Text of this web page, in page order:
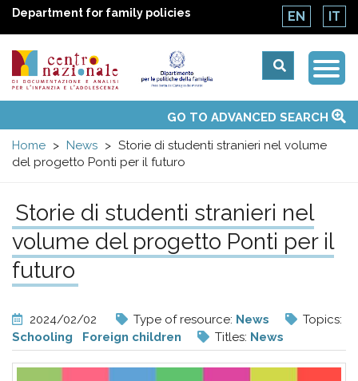
Department for family policies EN IT
Centro
nazionale
di
Documentazione
e
analisi
pr
menuTopics
Activities
UN Convention
National ObservatoriesGO TO ADVANCED SEARCH
Home
News
Storie di studenti stranieri nel volume
del progetto Ponti per il futuro
Storie di studenti stranieri nel
volume del progetto Ponti per il
futuro
2024/02/02 Type of resource: News
Topics:
Schooling
Foreign children Titles: News